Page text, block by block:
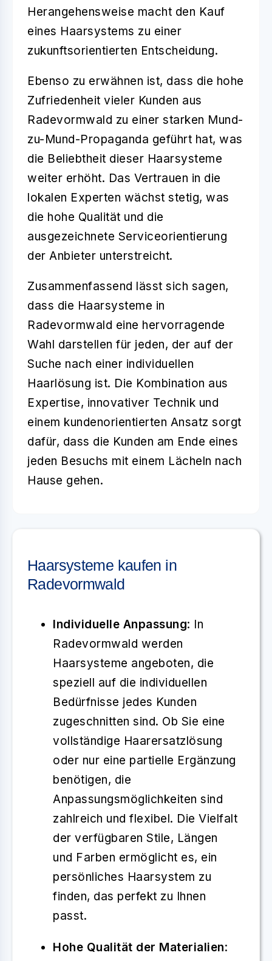
Herangehensweise macht den Kauf
eines Haarsystems zu einer
zukunftsorientierten Entscheidung.
Ebenso zu erwähnen ist, dass die hohe
Zufriedenheit vieler Kunden aus
Radevormwald zu einer starken Mund-
zu-Mund-Propaganda geführt hat, was
die Beliebtheit dieser Haarsysteme
weiter erhöht. Das Vertrauen in die
lokalen Experten wächst stetig, was
die hohe Qualität und die
ausgezeichnete Serviceorientierung
der Anbieter unterstreicht.
Zusammenfassend lässt sich sagen,
dass die Haarsysteme in
Radevormwald eine hervorragende
Wahl darstellen für jeden, der auf der
Suche nach einer individuellen
Haarlösung ist. Die Kombination aus
Expertise, innovativer Technik und
einem kundenorientierten Ansatz sorgt
dafür, dass die Kunden am Ende eines
jeden Besuchs mit einem Lächeln nach
Hause gehen.
Haarsysteme kaufen in
Radevormwald
Individuelle Anpassung: In
Radevormwald werden
Haarsysteme angeboten, die
speziell auf die individuellen
Bedürfnisse jedes Kunden
zugeschnitten sind. Ob Sie eine
vollständige Haarersatzlösung
oder nur eine partielle Ergänzung
benötigen, die
Anpassungsmöglichkeiten sind
zahlreich und flexibel. Die Vielfalt
der verfügbaren Stile, Längen
und Farben ermöglicht es, ein
persönliches Haarsystem zu
finden, das perfekt zu Ihnen
passt.
Hohe Qualität der Materialien: